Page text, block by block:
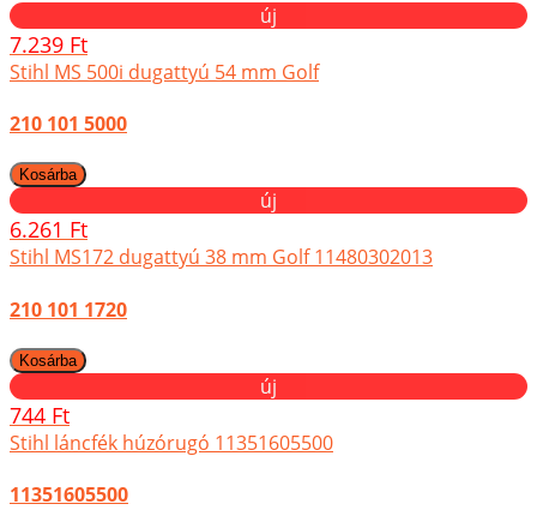
új
7.239 Ft
Stihl MS 500i dugattyú 54 mm Golf
210 101 5000
új
6.261 Ft
Stihl MS172 dugattyú 38 mm Golf 11480302013
210 101 1720
új
744 Ft
Stihl láncfék húzórugó 11351605500
11351605500